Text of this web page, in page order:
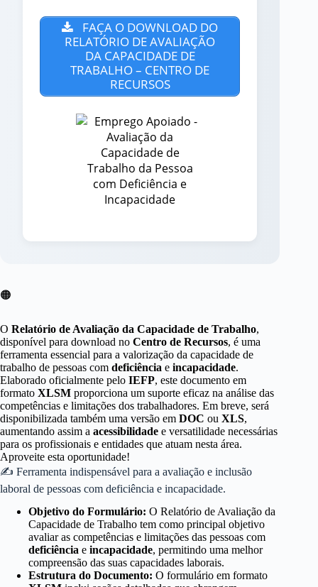
FAÇA O DOWNLOAD DO
RELATÓRIO DE AVALIAÇÃO
DA CAPACIDADE DE
TRABALHO – CENTRO DE
RECURSOS
🟠
O Relatório de Avaliação da Capacidade de Trabalho,
disponível para download no Centro de Recursos, é uma
ferramenta essencial para a valorização da capacidade de
trabalho de pessoas com deficiência e incapacidade.
Elaborado oficialmente pelo IEFP, este documento em
formato XLSM proporciona um suporte eficaz na análise das
competências e limitações dos trabalhadores. Em breve, será
disponibilizada também uma versão em DOC ou XLS,
aumentando assim a acessibilidade e versatilidade necessárias
para os profissionais e entidades que atuam nesta área.
Aproveite esta oportunidade!
✍ Ferramenta indispensável para a avaliação e inclusão
laboral de pessoas com deficiência e incapacidade.
Objetivo do Formulário: O Relatório de Avaliação da
Capacidade de Trabalho tem como principal objetivo
avaliar as competências e limitações das pessoas com
deficiência e incapacidade, permitindo uma melhor
compreensão das suas capacidades laborais.
Estrutura do Documento: O formulário em formato